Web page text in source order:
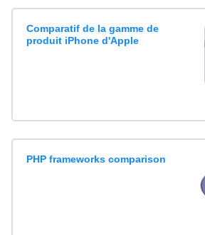
Comparatif de la gamme de
produit iPhone d'Apple
PHP frameworks comparison